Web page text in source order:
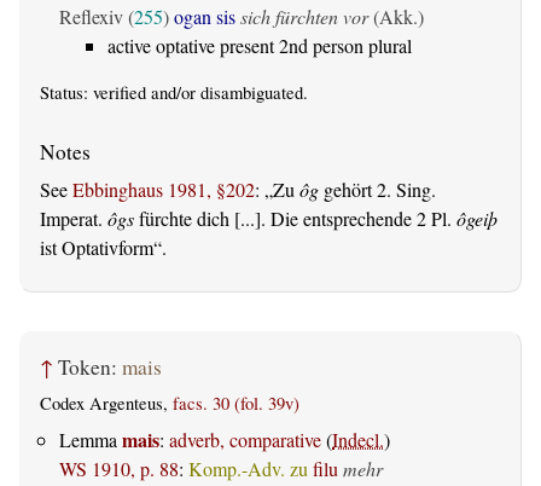
Reflexiv (255)ogan sissich fürchten vor(Akk.)
active optative present 2nd person plural
Status: verified and/or disambiguated.
SeeEbbinghaus 1981, §202: Zu ôg gehört 2. Sing.
Imperat. ôgsfürchte dich [...]. Die entsprechende 2 Pl. ôgeiþ
ist Optativform .
↑ Token: mais
Codex Argenteus, facs. 30 (fol. 39v)
Lemma mais: adverb, comparative(Indecl.)
WS 1910, p. 88: Komp.-Adv. zu filu mehr